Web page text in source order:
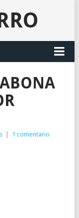
1 comentario